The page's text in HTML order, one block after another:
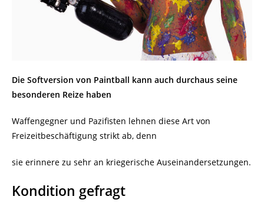
Die Softversion von Paintball kann auch durchaus seine
besonderen Reize haben
Waffengegner und Pazifisten lehnen diese Art von
Freizeitbeschäftigung strikt ab, denn
sie erinnere zu sehr an kriegerische Auseinandersetzungen.
Kondition gefragt